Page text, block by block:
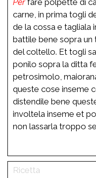
carne, in prima togli
de la cossa e
battile bene sopra
del coltello. Et togli
ponilo sopra la ditta
petrosimolo,
queste cose inseme
distendile bene
involtela inseme et
non lassarla troppo